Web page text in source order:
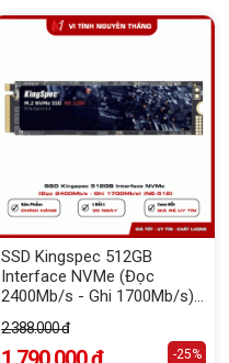
SSD Kingspec 512GB
Interface NVMe (Đọc
2400Mb/s - Ghi 1700Mb/s)
2.388.000 đ
-25%